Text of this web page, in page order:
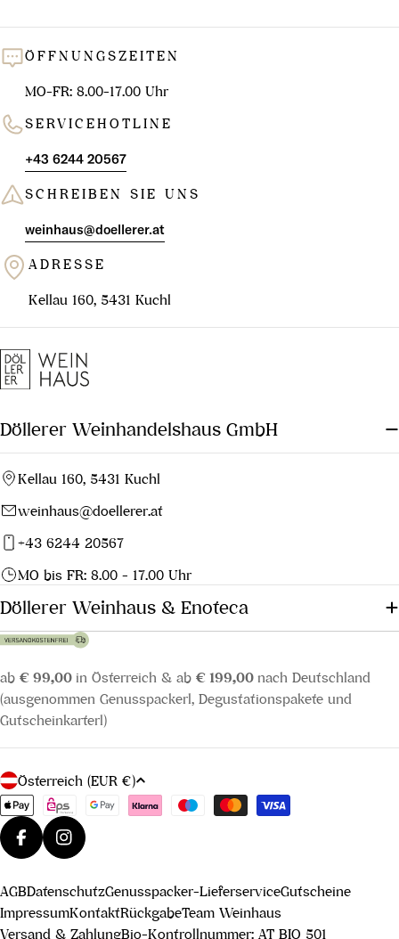
ÖFFNUNGSZEITEN
MO-FR: 8.00-17.00 Uhr
SERVICEHOTLINE
+43 6244 20567
SCHREIBEN SIE UNS
weinhaus@doellerer.at
ADRESSE
Kellau 160, 5431 Kuchl
Döllerer Weinhandelshaus GmbH
Kellau 160, 5431 Kuchl
weinhaus@doellerer.at
+43 6244 20567
MO bis FR: 8.00 - 17.00 Uhr
Döllerer Weinhaus & Enoteca
ab € 99,00 in Österreich & ab € 199,00 nach Deutschland
(ausgenommen Genusspackerl, Degustationspakete und
Gutscheinkarterl)
L
a
n
d
R
e
Österreich (EUR €)
Zahlungsmethoden
FacebookInstagram
AGBDatenschutzGenusspacker-LieferserviceGutscheine
ImpressumKontaktRückgabeTeam Weinhaus
Versand & ZahlungBio-Kontrollnummer: AT BIO 501